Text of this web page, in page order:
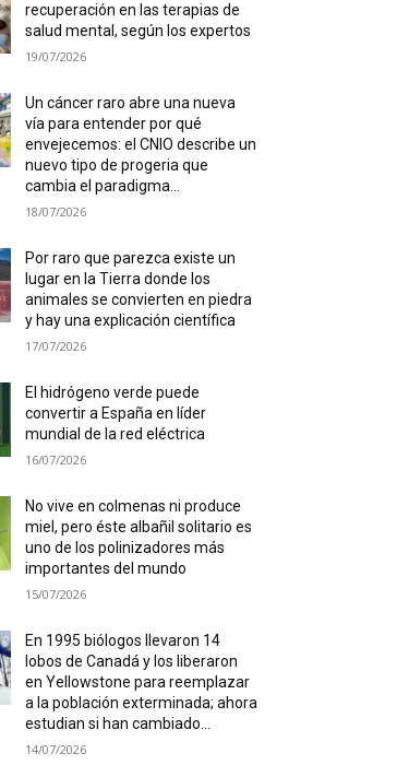
recuperación en las terapias de
salud mental, según los expertos
19/07/2026
Un cáncer raro abre una nueva
vía para entender por qué
envejecemos: el CNIO describe un
nuevo tipo de progeria que
cambia el paradigma...
18/07/2026
Por raro que parezca existe un
lugar en la Tierra donde los
animales se convierten en piedra
y hay una explicación científica
17/07/2026
El hidrógeno verde puede
convertir a España en líder
mundial de la red eléctrica
16/07/2026
No vive en colmenas ni produce
miel, pero éste albañil solitario es
uno de los polinizadores más
importantes del mundo
15/07/2026
En 1995 biólogos llevaron 14
lobos de Canadá y los liberaron
en Yellowstone para reemplazar
a la población exterminada; ahora
estudian si han cambiado...
14/07/2026